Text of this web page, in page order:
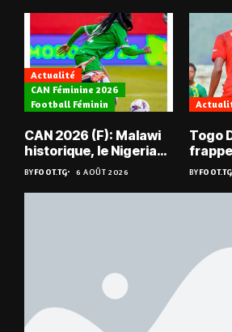
Actualité
CAN Féminine 2026
Football Féminin
CAN 2026 (F): Malawi
historique, le Nigeria
sauvé, la Zambie
éliminée
BYFOOT.TG 6 AOÛT 2026
Togo
JCA
FC –
BYFOOT.TG